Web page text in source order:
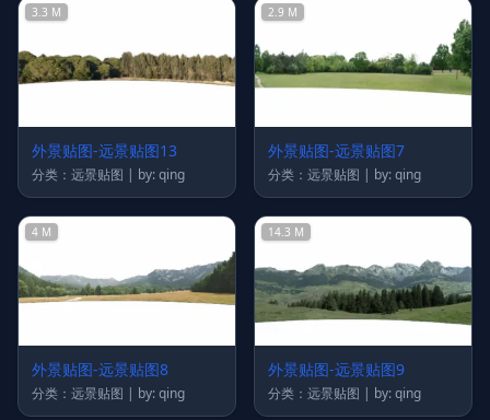
3.3 M
外景贴图-远景贴图13
分类：远景贴图 | by: qing
2.9 M
外景贴图-远景贴图7
分类：远景贴图 | by: qing
4 M
外景贴图-远景贴图8
分类：远景贴图 | by: qing
14.3 M
外景贴图-远景贴图9
分类：远景贴图 | by: qing